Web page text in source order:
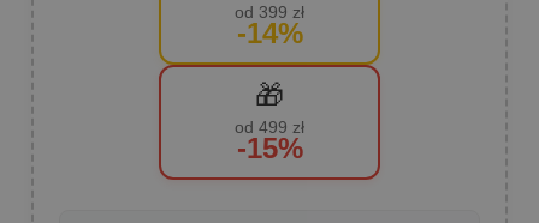
od 399 zł
-14%
🎁
od 499 zł
-15%